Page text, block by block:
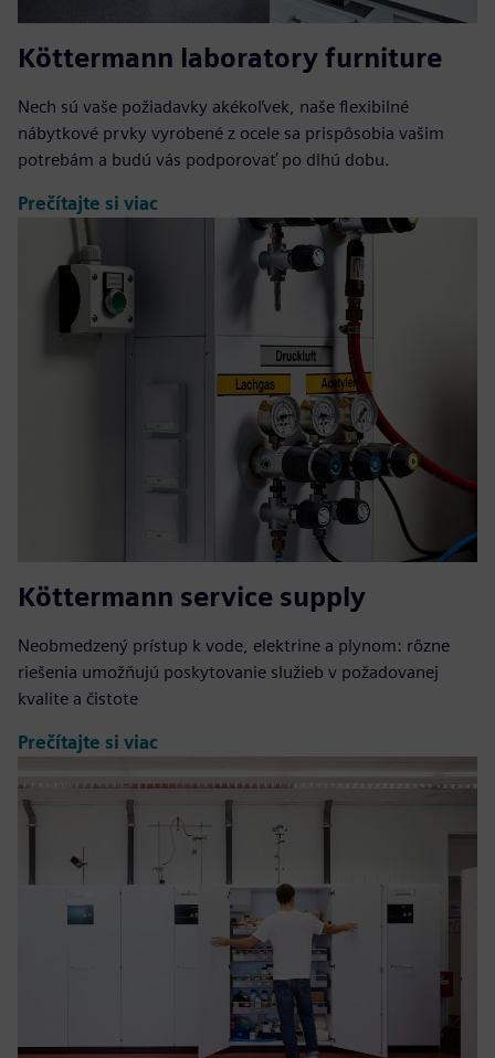
Köttermann laboratory furniture
Nech sú vaše požiadavky akékoľvek, naše flexibilné
nábytkové prvky vyrobené z ocele sa prispôsobia vašim
potrebám a budú vás podporovať po dlhú dobu.
Prečítajte si viac
Köttermann service supply
Neobmedzený prístup k vode, elektrine a plynom: rôzne
riešenia umožňujú poskytovanie služieb v požadovanej
kvalite a čistote
Prečítajte si viac